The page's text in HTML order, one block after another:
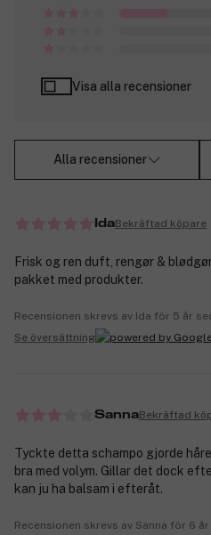
Visa alla recensioner
Alla recensioner
IdaBekräftad köpare
Frisk og ren duft, rengør &
pakket med produkter.
Recensionen skrevs av Ida för 5 år
Se översättning
SannaBekräftad
Tyckte detta schampo gjorde
bra med volym. Gillar det dock
kan ju ha balsam i efteråt.
Recensionen skrevs av Sanna för 6